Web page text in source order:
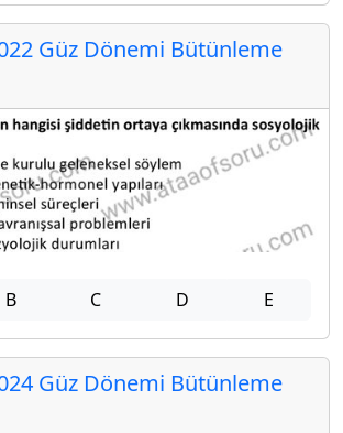
Güz Dönemi Bütünleme
B C D E
Güz Dönemi Bütünleme